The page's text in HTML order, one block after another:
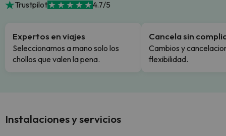
Trustpilot 4.7/5
Expertos en viajes
Seleccionamos a mano solo los
chollos que valen la pena.
Cancela sin
Cambios y
flexibilidad.
Instalaciones y servicios